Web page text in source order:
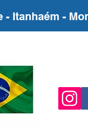
Itanhaém -